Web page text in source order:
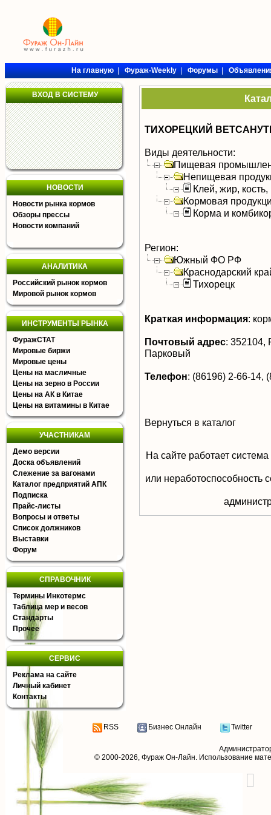
На главную|Фураж-Weekly|Форумы|
ВХОД В СИСТЕМУ
НОВОСТИ
Новости рынка кормов
Обзоры прессы
Новости компаний
АНАЛИТИКА
Российский рынок кормов
Мировой рынок кормов
ИНСТРУМЕНТЫ РЫНКА
ФуражСТАТ
Мировые биржи
Мировые цены
Цены на масличные
Цены на зерно в России
Цены на АК в Китае
Цены на витамины в Китае
УЧАСТНИКАМ
Демо версии
Доска объявлений
Слежение за вагонами
Каталог предприятий АПК
Подписка
Прайс-листы
Вопросы и ответы
Список должников
Выставки
Форум
СПРАВОЧНИК
Термины Инкотермс
Таблица мер и весов
Стандарты
Прочее
СЕРВИС
Реклама на сайте
Личный кабинет
Контакты
ТИХОРЕЦКИЙ
Виды деятельности:
Пищевая
Непищевая
Клей, жир,
Кормовая
Корма и
Регион:
Южный ФО РФ
Краснодарский
Тихорецк
Краткая информация:
Почтовый адрес: 352104,
Парковый
Телефон: (86196) 2-66-14,
Вернуться в каталог
На сайте работает
или неработоспособность
RSS Бизнес Онлайн Twitter
© 2000-2026, Фураж Он-Лайн. Использование